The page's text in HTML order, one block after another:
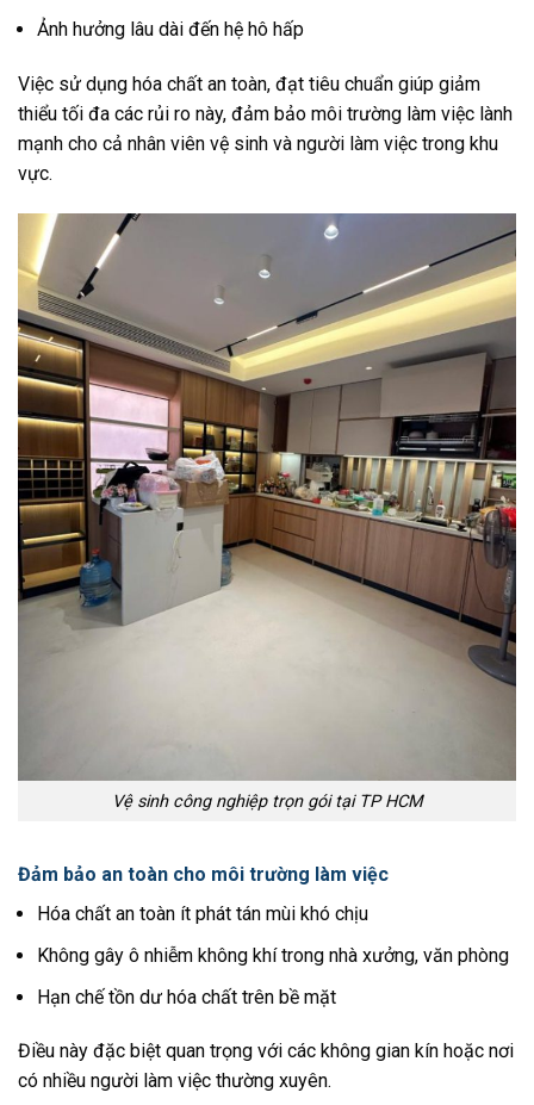
Ảnh hưởng lâu dài đến hệ hô hấp
Việc sử dụng hóa chất an toàn, đạt tiêu chuẩn giúp giảm
thiểu tối đa các rủi ro này, đảm bảo môi trường làm việc lành
mạnh cho cả nhân viên vệ sinh và người làm việc trong khu
vực.
Vệ sinh công nghiệp trọn gói tại TP HCM
Đảm bảo an toàn cho môi trường làm việc
Hóa chất an toàn ít phát tán mùi khó chịu
Không gây ô nhiễm không khí trong nhà xưởng, văn phòng
Hạn chế tồn dư hóa chất trên bề mặt
Điều này đặc biệt quan trọng với các không gian kín hoặc nơi
có nhiều người làm việc thường xuyên.